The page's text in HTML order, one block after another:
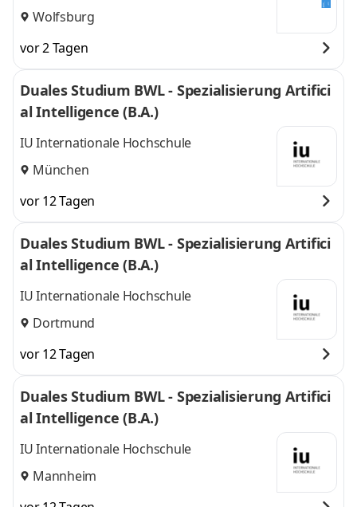
Wolfsburg
vor 2 Tagen
Duales Studium BWL - Spezialisierung Artifici
al Intelligence (B.A.)
IU Internationale Hochschule
München
vor 12 Tagen
Duales Studium BWL - Spezialisierung Artifici
al Intelligence (B.A.)
IU Internationale Hochschule
Dortmund
vor 12 Tagen
Duales Studium BWL - Spezialisierung Artifici
al Intelligence (B.A.)
IU Internationale Hochschule
Mannheim